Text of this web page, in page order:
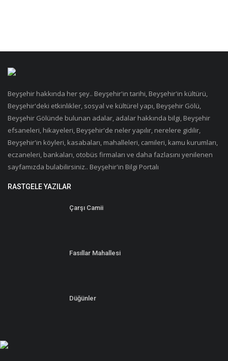
Beyşehir hakkında her şey.. Beyşehir'in tarihi, Beyşehir'in kültürü,
Beyşehir'deki etkinlikler, sosyal ve kültürel yapı, Beyşehir Gölü,
Beyşehir Gölünde bulunan adalar, adalar hakkında bilgi, Beyşehir
efsaneleri, hikayeleri, Beyşehir'de neler yapılır, nerelere gidilir,
Beyşehir'in köyleri, kasabaları, mahalleleri, camileri, kamu kurumları,
eczaneleri, bankaları, otobüs firmaları ve daha fazlasını yenilenen
sayfamızda bulabilirsiniz.. Beyşehir'in Bilgi Portalı
RASTGELE YAZILAR
Çarşı Camii
Fasıllar Mahallesi
Düğünler